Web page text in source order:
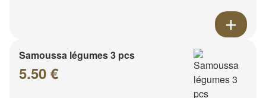
Samoussa légumes 3 pcs
5.50 €